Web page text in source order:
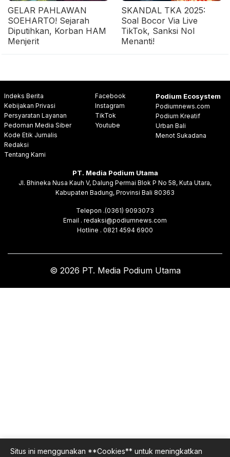
GELAR PAHLAWAN
SOEHARTO! Sejarah
Diputihkan, Korban HAM
Menjerit
SKANDAL TKA 2025:
Soal Bocor Via Live
TikTok, Sanksi Nol
Menanti!
Indeks Berita
Kebijakan Privasi
Persyaratan Layanan
Pedoman Media Siber
Kode Etik Jurnalis
Redaksi
Tentang Kami
Facebook
Instagram
TikTok
Youtube
Podium Ecosystem
Podiumnews.com
Podium Kreatif
Urban Bali
Menot Sukadana
PT. Media Podium Utama
Jl. Bhineka Nusa Kauh V, Dalung Permai Blok P No 58, Kuta Utara,
Kabupaten Badung, Provinsi Bali 80363
Telepon .(0361) 9093073
Email . redaksi@podiumnews.com
Hotline . 0821 4594 6900
© 2026 PT. Media Podium Utama
Situs ini menggunakan **Cookies** untuk meningkatkan